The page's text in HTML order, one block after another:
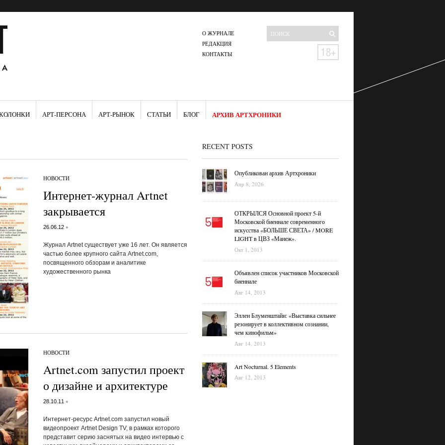
О ЖУРНАЛЕ
РЕДАКЦИЯ
КОНТАКТЫ
АРТ-ПЕРСОНА АРТ-РЫНОК СТАТЬИ БЛОГ АРХИВ АРТХРОНИКИ
НОВОСТИ
Интернет-журнал Artnet
закрывается
26.06.12 •
Журнал Artnet существует уже 16 лет. Он является
частью более крупного сайта Artnet.com,
посвященного обзорам и аналитике
художественного рынка
НОВОСТИ
Artnet.com запустил проект
о дизайне и архитектуре
28.10.11 •
Интернет-ресурс Artnet.com запустил новый
видеопроект Artnet Design TV, в рамках которого
представит серию заснятых на видео интервью с
RECENT POSTS
Опубликован архив Артхроники
Апр 8, 2026
ОТКРЫЛСЯ Основной проект 5-й
Московской биеннале современного
искусства «БОЛЬШЕ СВЕТА» / MORE
LIGHT в ЦВЗ «Манеж».
Окт 1, 2013
Объявлен список участников Московской
биеннале
Авг 14, 2013
Эллен Блуменштайн: «Выставка сильнее
резонирует в коллективном сознании,
чем кинофильм»
Авг 14, 2013
Art Nocturnal. 5 Elements
Авг 12, 2013